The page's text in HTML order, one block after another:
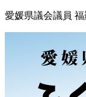
愛媛県議会議員